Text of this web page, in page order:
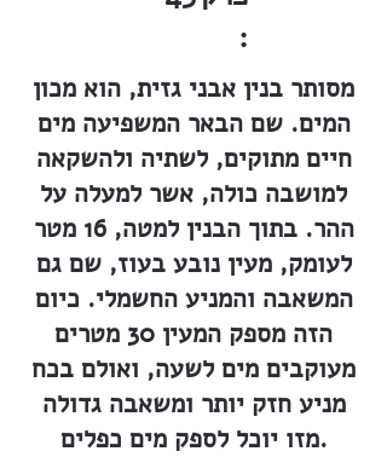
:
מסותר בנין אבני גזית, הוא מכון
המים. שם הבאר המשפיעה מים
חיים מתוקים, לשתיה ולהשקאה
למושבה כולה, אשר למעלה על
ההר. בתוך הבנין למטה, 16 מטר
לעומק, מעין נובע בעוז, שם גם
המשאבה והמניע החשמלי. כיום
הזה מספק המעין 30 מטרים
מעוקבים מים לשעה, ואולם בכח
מניע חזק יותר ומשאבה גדולה
מזו יוכל לספק מים כפלים.